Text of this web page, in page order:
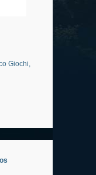
Giochi,